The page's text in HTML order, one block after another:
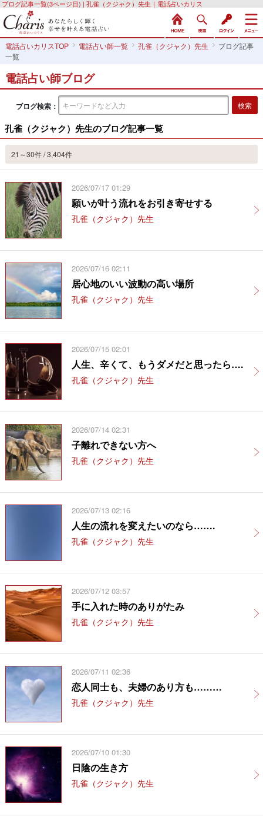
ブログ記事一覧(3ページ目) | 孔雀（クジャク）先生｜電話占いカリス
電話占いカリスTOP 電話占い師一覧 孔雀（クジャク）先生
ブログ記事
一覧
電話占い師ブログ
ブログ検索：
孔雀（クジャク）先生のブログ記事一覧
21～30件 / 3,404件
2026/07/17 01:29
願いが叶う流れをお引き寄せする
孔雀（クジャク）先生
2026/07/16 02:11
居心地のいい波動の高い場所
孔雀（クジャク）先生
2026/07/15 02:01
人生、辛くて、もうダメだと思ったら….
孔雀（クジャク）先生
2026/07/14 02:31
子離れできない方へ
孔雀（クジャク）先生
2026/07/13 02:16
人生の流れを変えたいのなら…….
孔雀（クジャク）先生
2026/07/12 03:57
手に入れた時のありがたみ
孔雀（クジャク）先生
2026/07/11 02:36
恋人同士も、夫婦のあり方も………
孔雀（クジャク）先生
2026/07/10 01:30
日陰の生き方
孔雀（クジャク）先生